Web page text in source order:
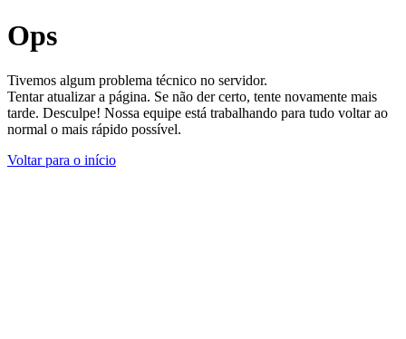
Ops
Tivemos algum problema técnico no servidor.
Tentar atualizar a página. Se não der certo, tente novamente mais
tarde. Desculpe! Nossa equipe está trabalhando para tudo voltar ao
normal o mais rápido possível.
Voltar para o início